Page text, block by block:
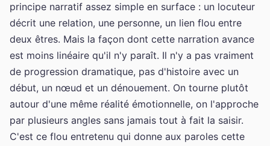
principe narratif assez simple en surface : un locuteur
décrit une relation, une personne, un lien flou entre
deux êtres. Mais la façon dont cette narration avance
est moins linéaire qu'il n'y paraît. Il n'y a pas vraiment
de progression dramatique, pas d'histoire avec un
début, un nœud et un dénouement. On tourne plutôt
autour d'une même réalité émotionnelle, on l'approche
par plusieurs angles sans jamais tout à fait la saisir.
C'est ce flou entretenu qui donne aux paroles cette